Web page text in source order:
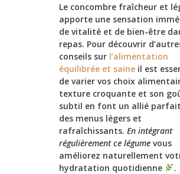
Le concombre fraîcheur et
apporte une sensation
de vitalité et de bien-être
repas. Pour découvrir
conseils sur l’alimentation
équilibrée et saine il est
de varier vos choix
texture croquante et son
subtil en font un allié
des menus légers et
rafraîchissants. En intégrant
régulièrement ce légume vous
améliorez naturellement
hydratation quotidienne
.